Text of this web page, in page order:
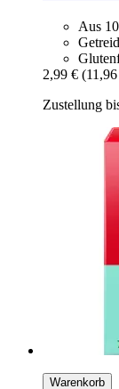
Aus
2,99 €
Zustellung
Warenkorb